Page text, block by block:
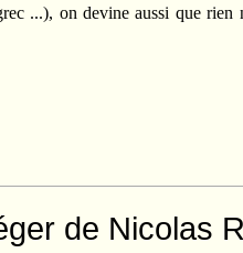
...), on devine aussi que rien
de Nicolas